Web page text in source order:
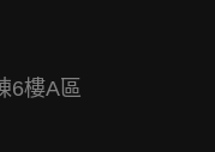
6樓A區